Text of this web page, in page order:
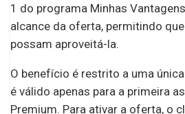
1 do programa Minhas
alcance da oferta, permitindo
possam aproveitá-la.
O benefício é restrito a uma
é válido apenas para a primeira
Premium. Para ativar a oferta, o